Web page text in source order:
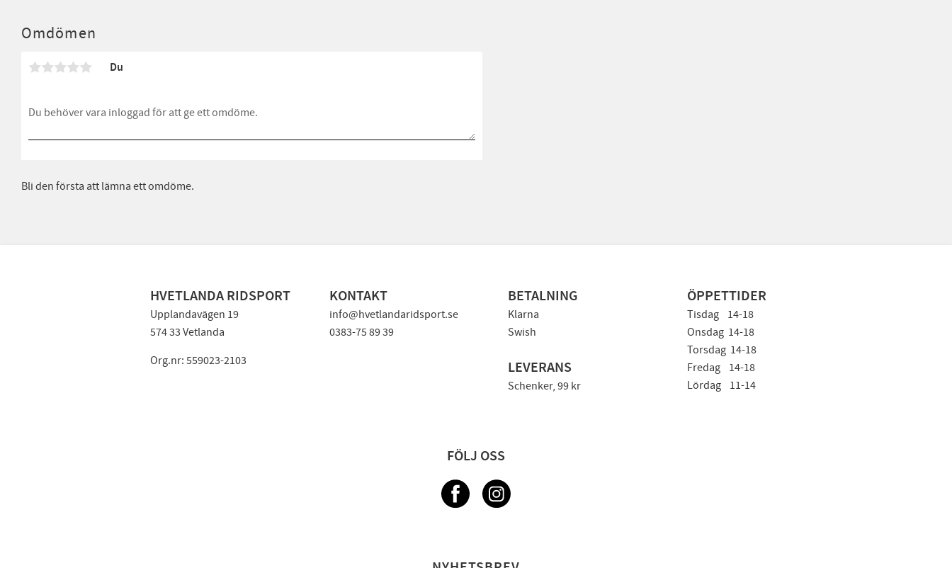
Omdömen
Du
Bli den första att lämna ett omdöme.
HVETLANDA RIDSPORT
Upplandavägen 19
574 33 Vetlanda
Org.nr: 559023-2103
KONTAKT
info@hvetlandaridsport.se
0383-75 89 39
BETALNING
Klarna
Swish
LEVERANS
Schenker, 99 kr
ÖPPETTIDER
Tisdag 14-18
Onsdag 14-18
Torsdag 14-18
Fredag 14-18
Lördag 11-14
FÖLJ OSS